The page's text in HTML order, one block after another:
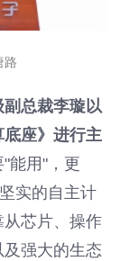
路
总裁李璇以
底座》进行主
能用"，更
实的自主计
芯片、操作
强大的生态